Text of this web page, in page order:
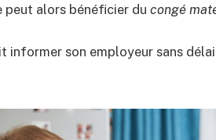
peut alors bénéficier du congé
informer son employeur sans